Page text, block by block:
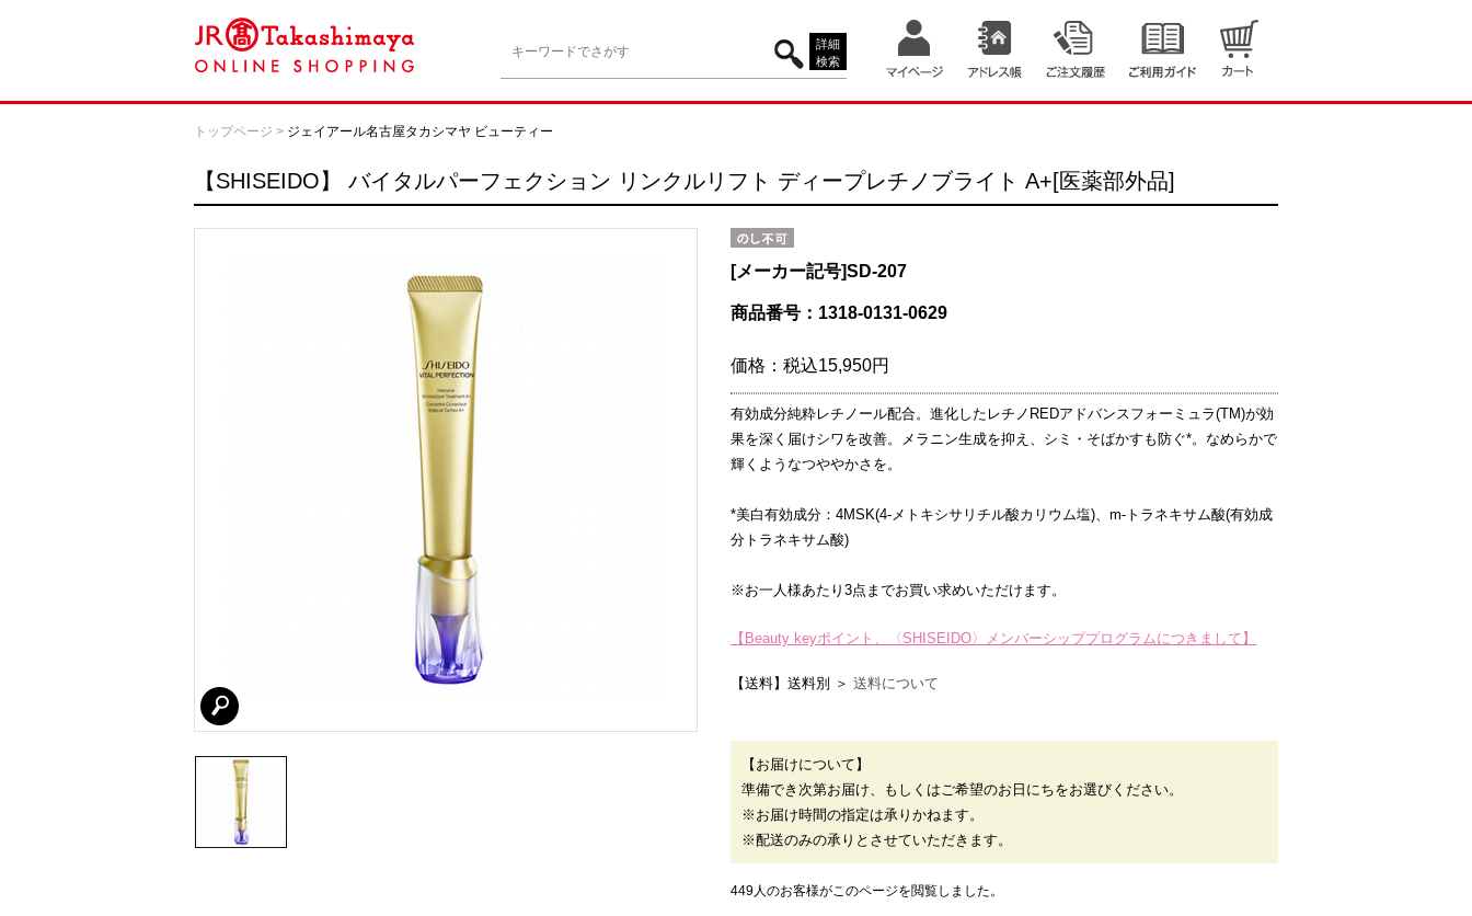
詳細
検索
トップページ > ジェイアール名古屋タカシマヤ ビューティー
【SHISEIDO】 バイタルパーフェクション リンクルリフト ディープレチノブライト A+[医薬部外品]
[メーカー記号]SD-207
商品番号：1318-0131-0629
価格： 税込15,950円
有効成分純粋レチノール配合。進化したレチノREDアドバンスフォーミュラ(TM)が効
果を深く届けシワを改善。メラニン生成を抑え、シミ・そばかすも防ぐ*。なめらかで
輝くようなつややかさを。
*美白有効成分：4MSK(4-メトキシサリチル酸カリウム塩)、m-トラネキサム酸(有効成
分トラネキサム酸)
※お一人様あたり3点までお買い求めいただけます。
【Beauty keyポイント、〈SHISEIDO〉メンバーシッププログラムにつきまして】
【送料】送料別 ＞ 送料について
【お届けについて】
準備でき次第お届け、もしくはご希望のお日にちをお選びください。
※お届け時間の指定は承りかねます。
※配送のみの承りとさせていただきます。
449人のお客様がこのページを閲覧しました。